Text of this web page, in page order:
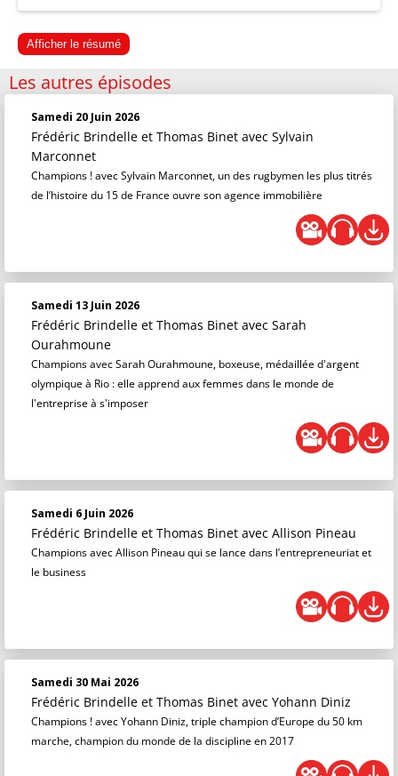
Afficher le résumé
Les autres épisodes
Samedi 20 Juin 2026
Frédéric Brindelle et Thomas Binet avec Sylvain
Marconnet
Champions ! avec Sylvain Marconnet, un des rugbymen les plus titrés
de l’histoire du 15 de France ouvre son agence immobilière
Samedi 13 Juin 2026
Frédéric Brindelle et Thomas Binet avec Sarah
Ourahmoune
Champions avec Sarah Ourahmoune, boxeuse, médaillée d'argent
olympique à Rio : elle apprend aux femmes dans le monde de
l'entreprise à s'imposer
Samedi 6 Juin 2026
Frédéric Brindelle et Thomas Binet avec Allison Pineau
Champions avec Allison Pineau qui se lance dans l’entrepreneuriat et
le business
Samedi 30 Mai 2026
Frédéric Brindelle et Thomas Binet avec Yohann Diniz
Champions ! avec Yohann Diniz, triple champion d’Europe du 50 km
marche, champion du monde de la discipline en 2017